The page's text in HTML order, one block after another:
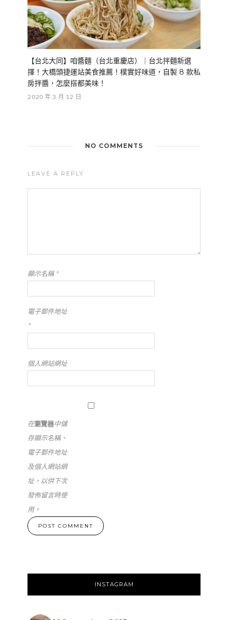
【台北大同】咱醬麵（台北重慶店）｜台北拌麵新選
擇！大橋頭捷運站美食推薦！樸實好味道，自製 8 款私
房拌醬，怎麼搭都美味！
2020 年 3 月 12 日
NO COMMENTS
LEAVE A REPLY
顯示名稱*
電子郵件地址
*
個人網站網址
在瀏覽器中儲
存顯示名稱、
電子郵件地址
及個人網站網
址，以供下次
發佈留言時使
用。
INSTAGRAM